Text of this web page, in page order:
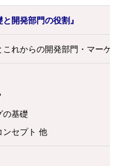
開発部門の役割』
れからの開発部門・マーケ
の基礎
ンセプト 他